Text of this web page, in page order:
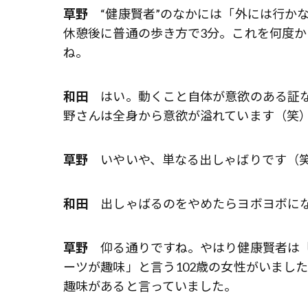
草野 “健康賢者”のなかには「外には行か
休憩後に普通の歩き方で3分。これを何度
ね。
和田 はい。動くこと自体が意欲のある証
野さんは全身から意欲が溢れています（笑
草野 いやいや、単なる出しゃばりです（
和田 出しゃばるのをやめたらヨボヨボに
草野 仰る通りですね。やはり健康賢者は
ーツが趣味」と言う102歳の女性がいまし
趣味があると言っていました。